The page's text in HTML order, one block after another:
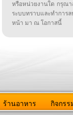
หรือหน่วยงานใด กรุณา
ระบบทราบและทำกา
หน้า มา ณ โอกาสนี้
ร้านอาหาร กิจกรร